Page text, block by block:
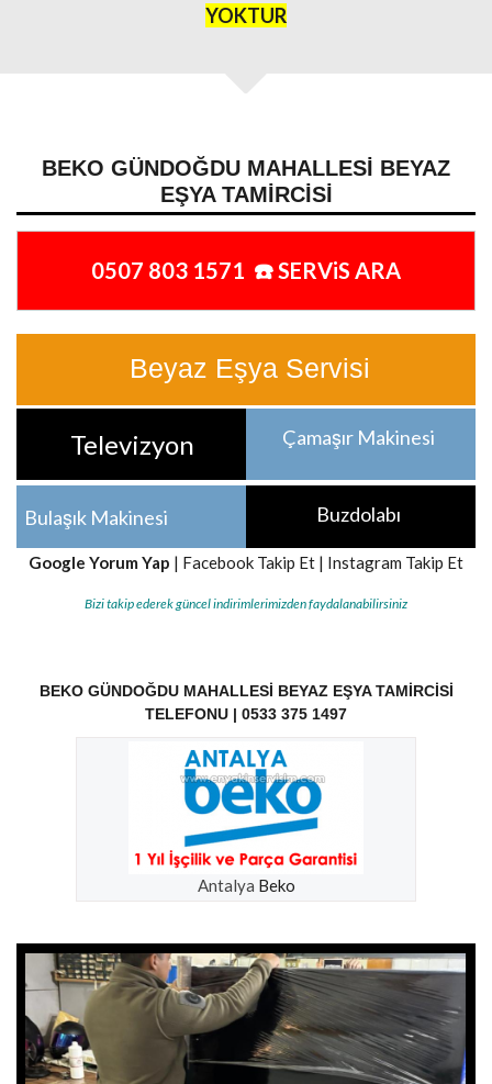
YOKTUR
BEKO GÜNDOĞDU MAHALLESI BEYAZ
EŞYA TAMIRCISI
0507 803 1571 ☎️ SERViS ARA
Beyaz Eşya Servisi
Televizyon Çamaşır Makinesi
Bulaşık Makinesi Buzdolabı
Google Yorum Yap | Facebook Takip Et | Instagram Takip Et
Bizi takip ederek güncel indirimlerimizden faydalanabilirsiniz
BEKO GÜNDOĞDU MAHALLESI BEYAZ EŞYA TAMIRCISI
TELEFONU | 0533 375 1497
Antalya Beko